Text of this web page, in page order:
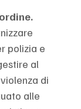
polizia e
al
di
alle